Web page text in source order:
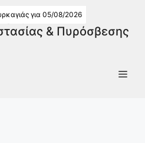
Ομάδα
& Πυρόσβεσης
για 05/08/2026